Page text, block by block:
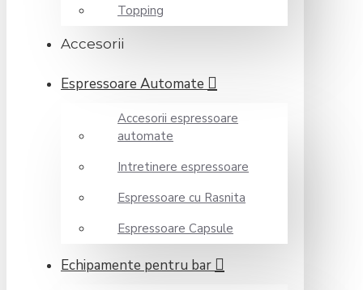
Topping
Accesorii
Espressoare Automate
Accesorii espressoare
automate
Intretinere espressoare
Espressoare cu Rasnita
Espressoare Capsule
Echipamente pentru bar